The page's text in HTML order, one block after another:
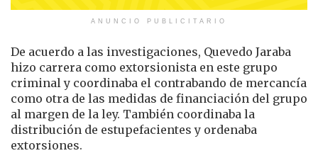
ANUNCIO PUBLICITARIO
De acuerdo a las investigaciones, Quevedo Jaraba
hizo carrera como extorsionista en este grupo
criminal y coordinaba el contrabando de mercancía
como otra de las medidas de financiación del grupo
al margen de la ley. También coordinaba la
distribución de estupefacientes y ordenaba
extorsiones.